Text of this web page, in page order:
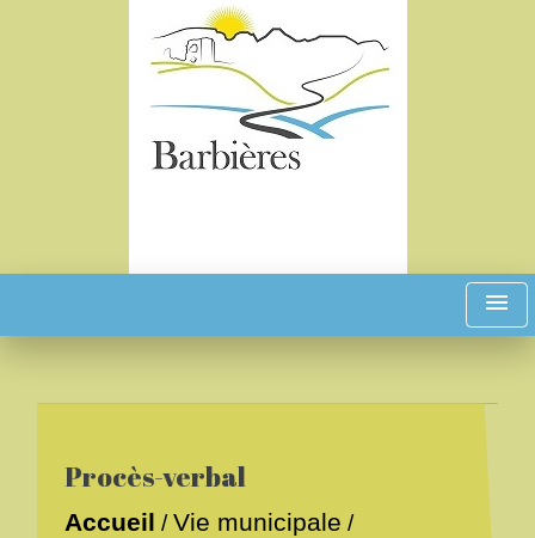
menu
Procès-verbal
Accueil /Vie municipale /